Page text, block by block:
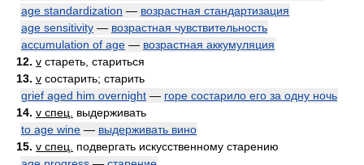
age standardization — возрастная стандартизация
age sensitivity — возрастная чувствительность
accumulation of age — возрастная аккумуляция
12. v стареть, стариться
13. v состарить; старить
grief aged him overnight — горе состарило его за одну ночь
14. v спец.
выдерживать
to age wine — выдерживать вино
15. v спец.
подвергать искусственному старению